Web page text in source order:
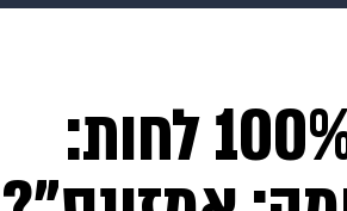
מתכונים פרויקטים מיוחדים
300 אנשי הפקה ו-100% לחות: